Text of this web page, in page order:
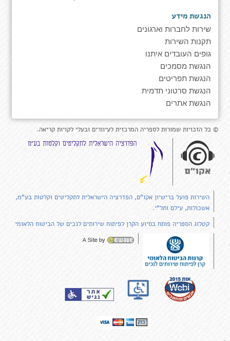
הנגשת מידע
שירות לחברות וארגונים
תקנות השירות
גופים העובדים איתנו
הנגשת מסמכים
הנגשת תפריטים
הנגשת סרטוני תדמית
הנגשת אתרים
© כל הזכויות שמורות לספריה המרכזית לעיוורים ובעלי לקויות קריאה.
השירות פועל ברישיון אקו"ם, הפדרציה הישראלית לתקליטים וקלטות בע"מ,
אשכולות, עילם ותל"י.
קטלוג הספריה פותח בסיוע הקרן לפיתוח שירותים לנכים של הביטוח הלאומי